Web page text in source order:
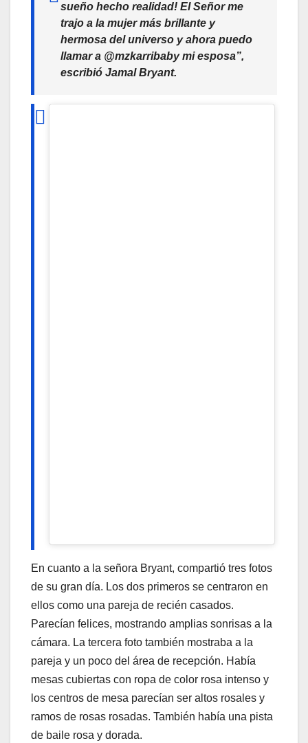
sueño hecho realidad! El Señor me
trajo a la mujer más brillante y
hermosa del universo y ahora puedo
llamar a @mzkarribaby mi esposa”,
escribió Jamal Bryant.
En cuanto a la señora Bryant, compartió tres fotos
de su gran día. Los dos primeros se centraron en
ellos como una pareja de recién casados.
Parecían felices, mostrando amplias sonrisas a la
cámara. La tercera foto también mostraba a la
pareja y un poco del área de recepción. Había
mesas cubiertas con ropa de color rosa intenso y
los centros de mesa parecían ser altos rosales y
ramos de rosas rosadas. También había una pista
de baile rosa y dorada.